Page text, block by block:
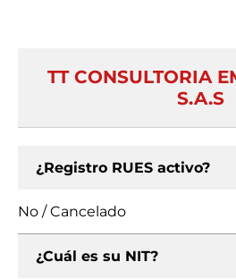
TT CONSULTORIA
S.A.S
¿Registro RUES activo?
No / Cancelado
¿Cuál es su NIT?